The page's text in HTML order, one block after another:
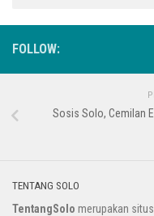
FOLLOW:
Sosis Solo, Cemilan
TENTANG SOLO
TentangSolo merupakan